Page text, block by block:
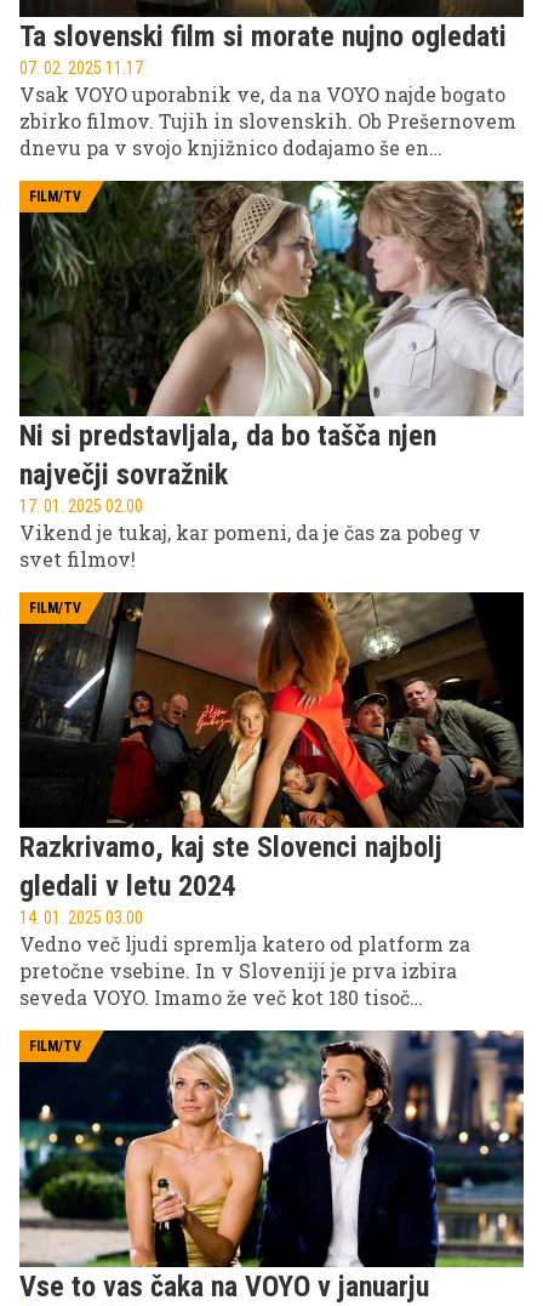
Ta slovenski film si morate nujno ogledati
07. 02. 2025 11.17
Vsak VOYO uporabnik ve, da na VOYO najde bogato
zbirko filmov. Tujih in slovenskih. Ob Prešernovem
dnevu pa v svojo knjižnico dodajamo še en
FILM/TV
Ni si predstavljala, da bo tašča njen
največji sovražnik
17. 01. 2025 02.00
Vikend je tukaj, kar pomeni, da je čas za pobeg v
svet filmov!
FILM/TV
Razkrivamo, kaj ste Slovenci najbolj
gledali v letu 2024
14. 01. 2025 03.00
Vedno več ljudi spremlja katero od platform za
pretočne vsebine. In v Sloveniji je prva izbira
seveda VOYO. Imamo že več kot 180 tisoč
uporabnikov in uporabnic, ki so v letu 2024
pogledali več kot 48 milijonov minut vsebin, VOYO
originali pa še naprej premikajo meje. Zabeležili so
namreč več kot 13,7 milijonov ogledov. Zmagovalec
je seveda Ja, Chef!, pa tudi Hiša ljubezni je pustila
strasten pečat. Kaj vse smo še ponudili v letu 2024?
FILM/TV
Vse to vas čaka na VOYO v januarju